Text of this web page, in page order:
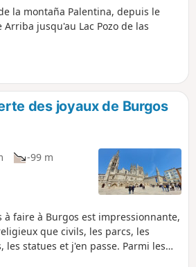
la montaña Palentina, depuis le
jusqu'au Lac Pozo de las
des joyaux de Burgos
-99 m
à faire à Burgos est impressionnante,
que civils, les parcs, les
les statues et j'en passe. Parmi les